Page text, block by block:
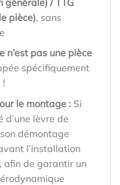
pièce), sans
n’est pas une pièce
spécifiquement
!
le montage : Si
lèvre de
démontage
l’installation
afin de garantir un